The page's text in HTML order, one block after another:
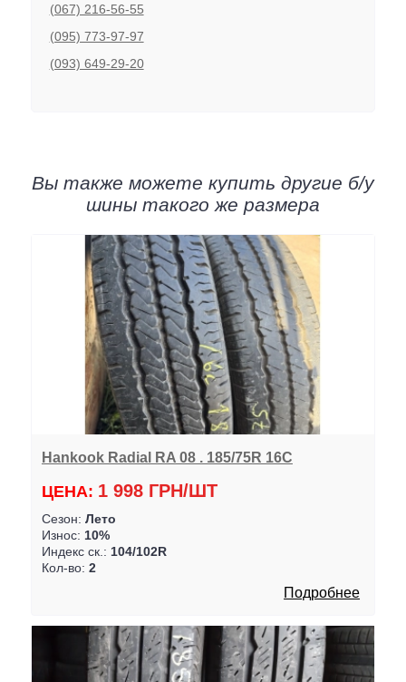
(067) 216-56-55
(095) 773-97-97
(093) 649-29-20
Вы также можете купить другие б/у
шины такого же размера
Hankook Radial RA 08 . 185/75R 16C
ЦЕНА: 1 998 ГРН/ШТ
Сезон: Лето
Износ: 10%
Индекс ск.: 104/102R
Кол-во: 2
Подробнее